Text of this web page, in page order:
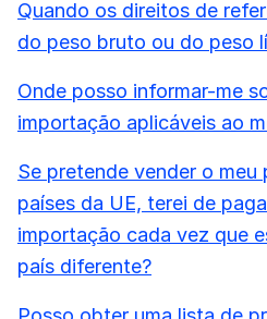
Quando os direitos de
do peso bruto ou do peso
Onde posso informar-me
importação aplicáveis ao
Se pretende vender o
países da UE, terei de
importação cada vez que
país diferente?